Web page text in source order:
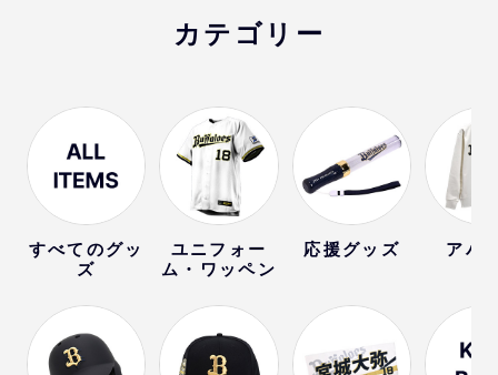
カテゴリー
すべてのグッ
ズ
ユニフォー
ム・ワッペン
応援グッズ アパ